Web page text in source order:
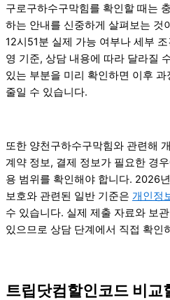
구로구하수구막힘를 확인할 때는
하는 안내를 신중하게 살펴보는
12시51분 실제 가능 여부나 세부
영 기준, 상담 내용에 따라 달라질
있는 부분을 미리 확인하면 이후
줄일 수 있습니다.
또한 양천구하수구막힘와 관련해
계약 정보, 결제 정보가 필요한 경
용 범위를 확인해야 합니다. 2026
보호와 관련된 일반 기준은 개인정
수 있습니다. 실제 제출 자료와 보
있으므로 상담 단계에서 직접 확인
트립닷컴할인코드 비교